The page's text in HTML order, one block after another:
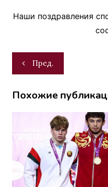
Наши поздравления
Навигация
по
записям
Пред.
Похожие